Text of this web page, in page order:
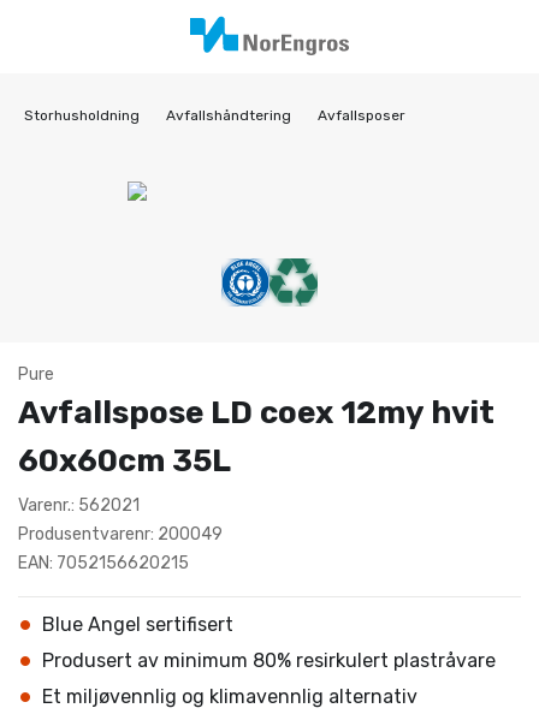
Storhusholdning Avfallshåndtering Avfallsposer
Pure
Avfallspose LD coex 12my hvit
60x60cm 35L
Varenr.: 562021
Produsentvarenr: 200049
EAN: 7052156620215
Blue Angel sertifisert
Produsert av minimum 80% resirkulert plastråvare
Et miljøvennlig og klimavennlig alternativ